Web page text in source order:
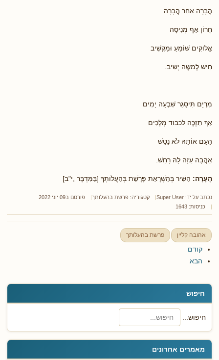
חיפוש
חיפוש...
מאמרים אחרונים
הֲבָרָה אַחַר הֲבָרָה
חֲרוֹן אַף מְנִיסָה
אֱלֹוקִים שׁוֹמֵעַ וּמַקְשִׁיב
חִישׁ לְמֹשֶׁה יָשִׁיב.
מִרְיָם תִּיסָּגֵר שִׁבְעָה יָמִים
אַךְ תִּזְכֶּה לכבוד מְלָכִים
הָעָם אוֹתָהּ לֹא נָטַשׁ
אַהֲבָה עַזָּה לָהּ רָחַשׁ.
הֶעָרָה: הַשִּׁיר בְּהַשְׁרָאַת פָּרָשַׁת בְּהַעֲלֹותְךָ [בַּמִּדְבָּר ,י"ב]
נכתב על ידי Super User קטגוריה: פרשת בהעלותך
פורסם ב09 יוני 2022
כניסות: 1643
אהובה קליין פרשת בהעלותך
קודם
הבא